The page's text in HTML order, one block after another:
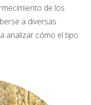
de los
a diversas
analizar cómo el tipo